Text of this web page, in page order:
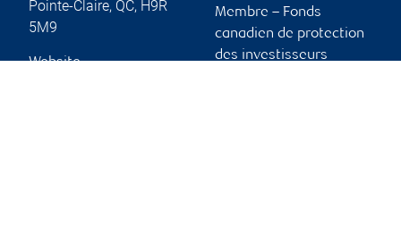
Pointe-Claire, QC, H9R
5M9
Website
Membre – Fonds
canadien de protection
des investisseurs